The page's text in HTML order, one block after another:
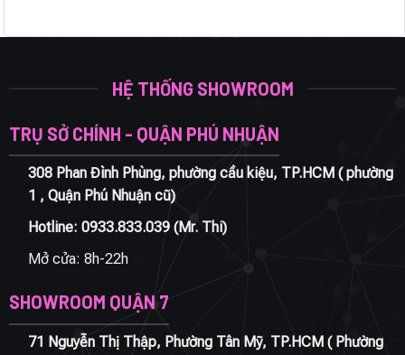
HỆ THỐNG SHOWROOM
TRỤ SỞ CHÍNH - QUẬN PHÚ NHUẬN
308 Phan Đình Phùng, phường cầu kiệu, TP.HCM ( phường
1 , Quận Phú Nhuận cũ)
Hotline: 0933.833.039(Mr. Thi)
Mở cửa: 8h-22h
SHOWROOM QUẬN 7
71 Nguyễn Thị Thập, Phường Tân Mỹ, TP.HCM ( Phường